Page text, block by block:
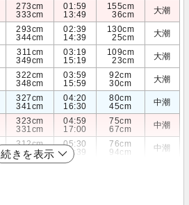
273cm
333cm
01:59
13:49
155cm
36cm
大潮
293cm
344cm
02:39
14:39
130cm
25cm
大潮
311cm
349cm
03:19
15:19
109cm
23cm
大潮
322cm
348cm
03:59
15:59
92cm
30cm
大潮
327cm
341cm
04:20
16:30
80cm
45cm
中潮
323cm
331cm
04:59
17:00
75cm
67cm
中潮
312cm
317cm
05:30
17:39
76cm
94cm
中潮
続きを表示